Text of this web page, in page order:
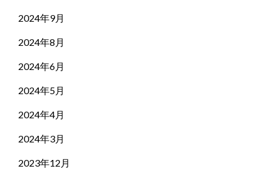
2024年9月
2024年8月
2024年6月
2024年5月
2024年4月
2024年3月
2023年12月